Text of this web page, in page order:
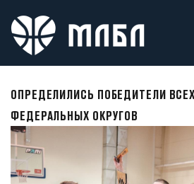
ОПРЕДЕЛИЛИСЬ ПОБЕДИТЕЛИ
ФЕДЕРАЛЬНЫХ ОКРУГОВ